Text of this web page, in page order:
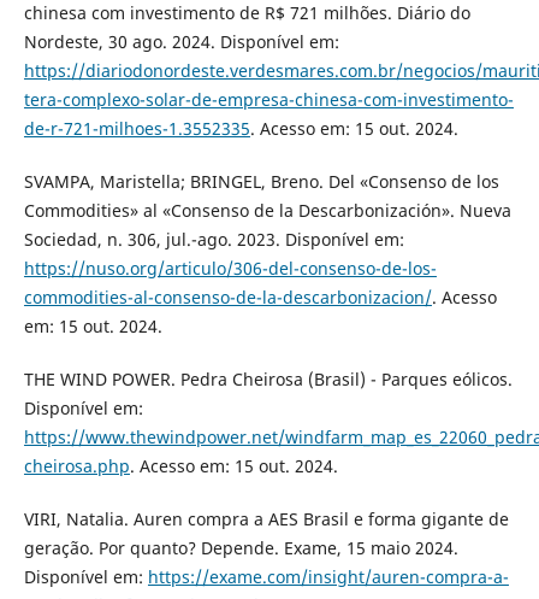
chinesa com investimento de R$ 721 milhões. Diário do
Nordeste, 30 ago. 2024. Disponível em:
https://diariodonordeste.verdesmares.com.br/negocios/
tera-complexo-solar-de-empresa-chinesa-com-investimento-
de-r-721-milhoes-1.3552335. Acesso em: 15 out. 2024.
SVAMPA, Maristella; BRINGEL, Breno. Del «Consenso de los
Commodities» al «Consenso de la Descarbonización». Nueva
Sociedad, n. 306, jul.-ago. 2023. Disponível em:
https://nuso.org/articulo/306-del-consenso-de-los-
commodities-al-consenso-de-la-descarbonizacion/. Acesso
em: 15 out. 2024.
THE WIND POWER. Pedra Cheirosa (Brasil) - Parques eólicos.
Disponível em:
https://www.thewindpower.net/
cheirosa.php. Acesso em: 15 out. 2024.
VIRI, Natalia. Auren compra a AES Brasil e forma gigante de
geração. Por quanto? Depende. Exame, 15 maio 2024.
Disponível em: https://exame.com/insight/auren-compra-a-